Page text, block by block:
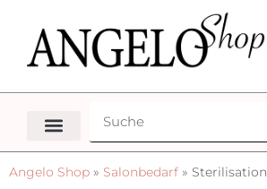
Angelo Shop » Salonbedarf » Sterilisation